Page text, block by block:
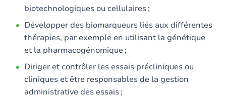
biotechnologiques ou cellulaires ;
Développer des biomarqueurs liés aux différentes
thérapies, par exemple en utilisant la génétique
et la pharmacogénomique ;
Diriger et contrôler les essais précliniques ou
cliniques et être responsables de la gestion
administrative des essais ;